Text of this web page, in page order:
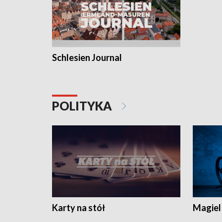
Schlesien Journal
POLITYKA
Karty na stół